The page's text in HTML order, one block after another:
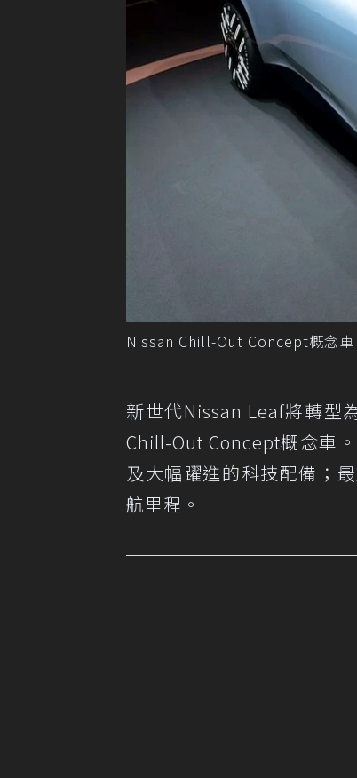
Nissan Chill-Out Concept概念
新世代Nissan Leaf將轉型
Chill-Out Concept概念車
及大幅躍進的科技配備；
航里程。